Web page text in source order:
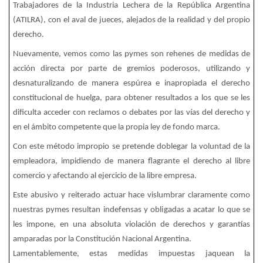
Trabajadores de la Industria Lechera de la República Argentina
(ATILRA), con el aval de jueces, alejados de la realidad y del propio
derecho.
Nuevamente, vemos como las pymes son rehenes de medidas de
acción directa por parte de gremios poderosos, utilizando y
desnaturalizando de manera espúrea e inapropiada el derecho
constitucional de huelga, para obtener resultados a los que se les
dificulta acceder con reclamos o debates por las vías del derecho y
en el ámbito competente que la propia ley de fondo marca.
Con este método impropio se pretende doblegar la voluntad de la
empleadora, impidiendo de manera flagrante el derecho al libre
comercio y afectando al ejercicio de la libre empresa.
Este abusivo y reiterado actuar hace vislumbrar claramente como
nuestras pymes resultan indefensas y obligadas a acatar lo que se
les impone, en una absoluta violación de derechos y garantías
amparadas por la Constitución Nacional Argentina.
Lamentablemente, estas medidas impuestas jaquean la